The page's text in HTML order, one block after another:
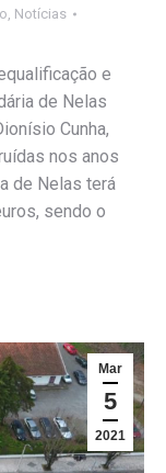
, Notícias
e
de Nelas
Cunha,
nos anos
de Nelas terá
sendo o
Mar
5
2021